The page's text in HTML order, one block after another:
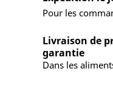
Pour les
Livraison de
garantie
Dans les